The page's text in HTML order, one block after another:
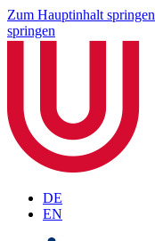
Zum Hauptinhalt springen
springen
DE
EN